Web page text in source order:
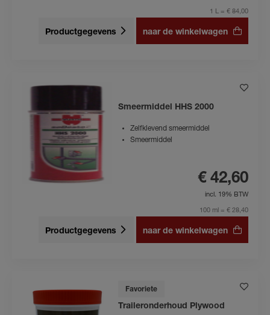
1 L = € 84,00
Productgegevens naar de winkelwagen
Smeermiddel HHS 2000
Zelfklevend smeermiddel
Smeermiddel
€ 42,60
incl. 19% BTW
100 ml = € 28,40
Productgegevens naar de winkelwagen
Favoriete
Traileronderhoud Plywood